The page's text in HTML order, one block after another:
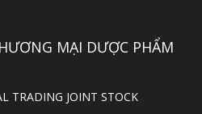
MẠI DƯỢC PHẨM
TRADING JOINT STOCK